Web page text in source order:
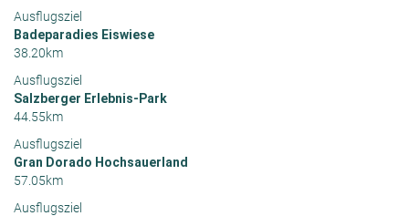
Ausflugsziel
Badeparadies Eiswiese
38.20km
Ausflugsziel
Salzberger Erlebnis-Park
44.55km
Ausflugsziel
Gran Dorado Hochsauerland
57.05km
Ausflugsziel